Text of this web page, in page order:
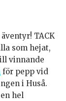
TACK
som hejat,
vinnande
för pepp vid
i Huså.
hel